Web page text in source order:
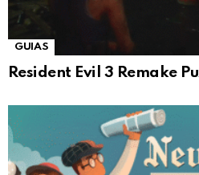
GUIAS
Resident Evil 3 Remake